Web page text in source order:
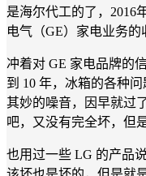
是海尔代工的了，2016
电气（GE）家电业务的
冲着对 GE 家电品牌的
到 10 年，冰箱的各种
其妙的噪音，因早就过
吧，又没有完全坏，但
也用过一些 LG 的产品